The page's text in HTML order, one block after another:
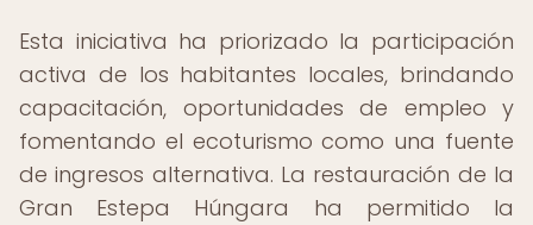
Esta iniciativa ha priorizado la participación
activa de los habitantes locales, brindando
capacitación, oportunidades de empleo y
fomentando el ecoturismo como una fuente
de ingresos alternativa. La restauración de la
Gran Estepa Húngara ha permitido la